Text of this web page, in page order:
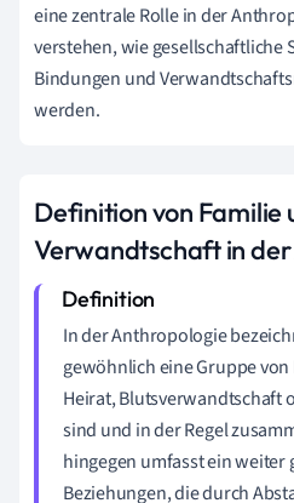
eine zentrale Rolle in der
verstehen, wie
Bindungen und
werden.
Definition von Familie
Verwandtschaft in
In der Anthropologie
gewöhnlich eine Gruppe
Heirat, Blutsverwandtschaft
sind und in der Regel
hingegen umfasst ein weiter
Beziehungen, die durch